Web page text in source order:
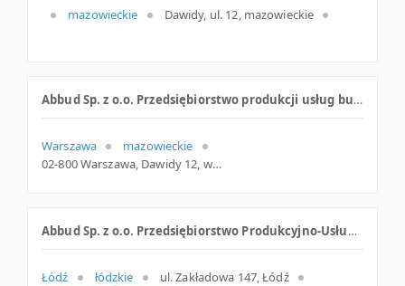
mazowieckie Dawidy, ul. 12, mazowieckie
Abbud Sp. z o.o. Przedsiębiorstwo produkcji usług budowlano - komunalnych
Warszawa
mazowieckie
02-800 Warszawa, Dawidy 12, woj. Mazowieckie, pow. Warszawa, gm. Warszawa
Abbud Sp. z o.o. Przedsiębiorstwo Produkcyjno-Usługowo-Handlowe
Łódź łódzkie
ul. Zakładowa 147, Łódź